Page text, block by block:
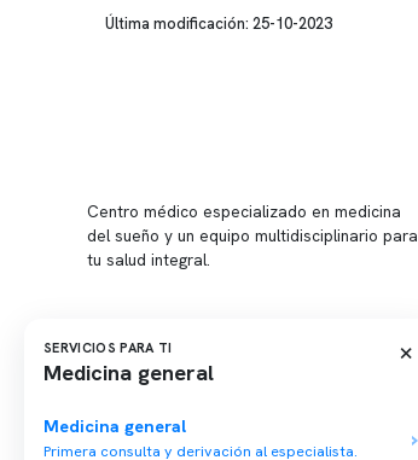
Última modificación: 25-10-2023
Centro médico especializado en medicina
del sueño y un equipo multidisciplinario para
tu salud integral.
SERVICIOS PARA TI
Medicina general
×
Medicina general
Primera consulta y derivación al especialista.